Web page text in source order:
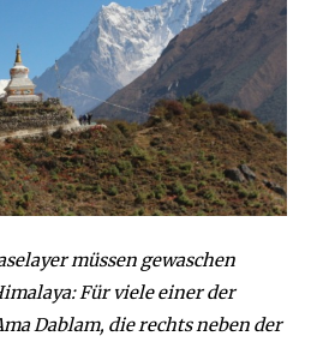
müssen gewaschen
Für viele einer der
Dablam, die rechts neben der